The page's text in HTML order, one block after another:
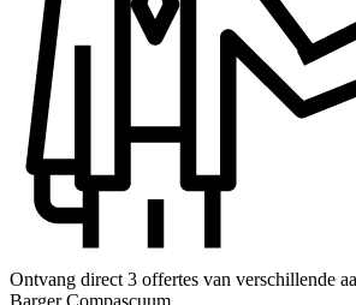
Ontvang direct 3 offertes van verschillende